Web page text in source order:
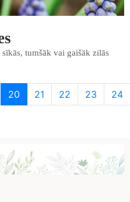
tumšāk vai gaišāk zilās
20 21 22 23 24